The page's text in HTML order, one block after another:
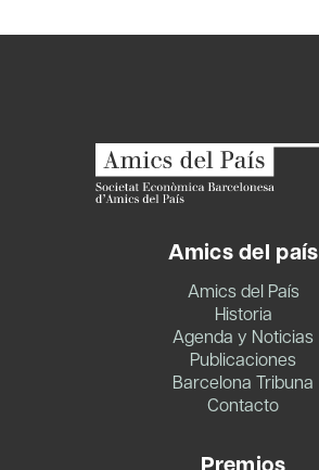
Amics del país
Amics del País
Historia
Agenda y Noticias
Publicaciones
Barcelona Tribuna
Contacto